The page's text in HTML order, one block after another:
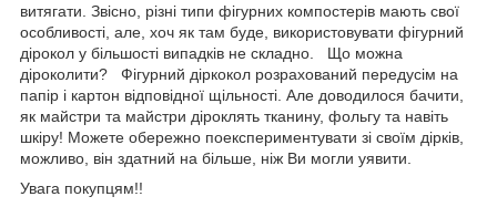
витягати. Звісно, різні типи фігурних компостерів мають свої
особливості, але, хоч як там буде, використовувати фігурний
дірокол у більшості випадків не складно. Що можна
діроколити? Фігурний діркокол розрахований передусім на
папір і картон відповідної щільності. Але доводилося бачити,
як майстри та майстри діроклять тканину, фольгу та навіть
шкіру! Можете обережно поекспериментувати зі своїм дірків,
можливо, він здатний на більше, ніж Ви могли уявити.
Увага покупцям!!